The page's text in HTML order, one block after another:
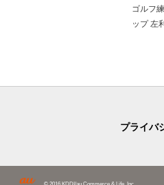
ゴルフ
ップ 左
プライバ